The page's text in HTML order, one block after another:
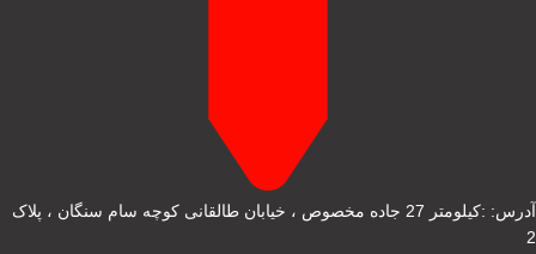
آدرس: :کیلومتر 27 جاده مخصوص ، خیابان طالقانی کوچه سام سنگان ، پلاک
2